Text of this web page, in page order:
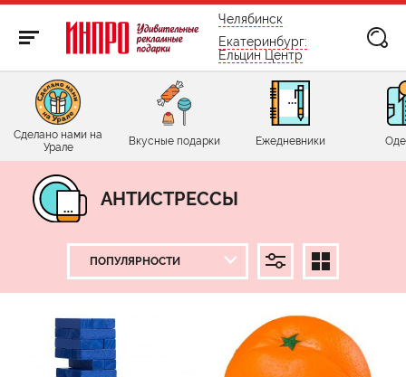
бесплатно по России
Челябинск
Екатеринбург:
Ельцин Центр
Сделано нами на
Урале
Вкусные подарки Ежедневники
АНТИСТРЕССЫ
ЦЕНА